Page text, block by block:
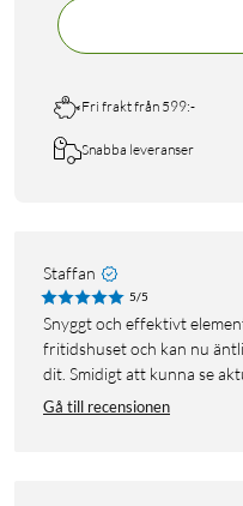
Fri frakt från 599:-
Snabba leveranser
Staffan
5/5
Snyggt och effektivt element, lätt att ansluta till Wi-Fi. Har det i
fritidshuset och kan nu
dit. Smidigt att kunna se
Gå till recensionen